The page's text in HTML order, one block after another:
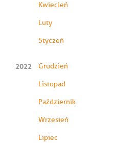
Kwiecień
Luty
Styczeń
2022 Grudzień
Listopad
Październik
Wrzesień
Lipiec